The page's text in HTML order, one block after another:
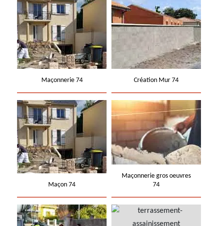
Maçonnerie 74 Création Mur 74
Maçon 74
Maçonnerie gros oeuvres
74